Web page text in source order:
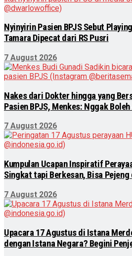
Nyinyirin Pasien BPJS Sebut
Tamara Dipecat dari RS Pusri
7 August 2026
Nakes dari Dokter hingga yang
Pasien BPJS, Menkes: Nggak
7 August 2026
Kumpulan Ucapan Inspiratif
Singkat tapi Berkesan, Bisa
7 August 2026
Upacara 17 Agustus di Istana
dengan Istana Negara? Begini